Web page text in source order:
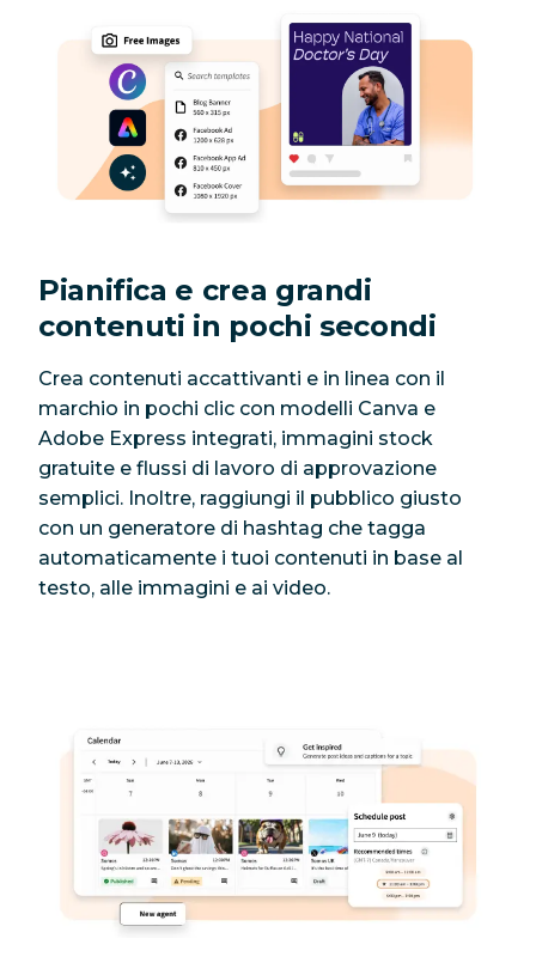
Pianifica e crea grandi
contenuti in pochi secondi
Crea contenuti accattivanti e in linea con il
marchio in pochi clic con modelli Canva e
Adobe Express integrati, immagini stock
gratuite e flussi di lavoro di approvazione
semplici. Inoltre, raggiungi il pubblico giusto
con un generatore di hashtag che tagga
automaticamente i tuoi contenuti in base al
testo, alle immagini e ai video.